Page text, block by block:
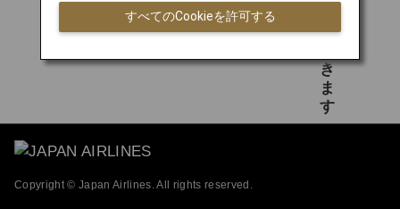
Copyright © Japan Airlines. All rights reserved.
すべてのCookieを許可する